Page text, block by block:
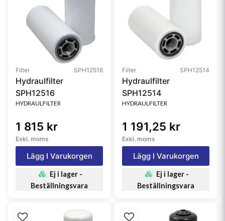
Filter SPH12516
Hydraulfilter
SPH12516
HYDRAULFILTER
1 815 kr
Exkl. moms
Lägg I Varukorgen
Ej i lager -
Beställningsvara
Filter SPH12514
Hydraulfilter
SPH12514
HYDRAULFILTER
1 191,25 kr
Exkl. moms
Lägg I Varukorgen
Ej i lager -
Beställningsvara